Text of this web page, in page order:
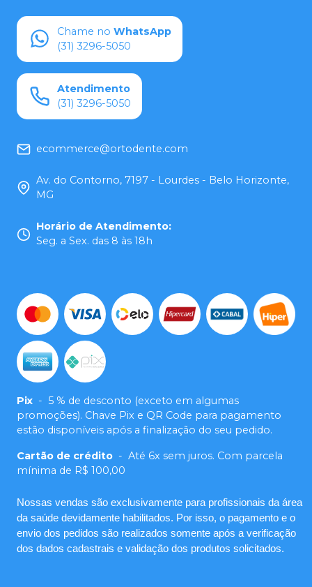
Chame no WhatsApp
(31) 3296-5050
Atendimento
(31) 3296-5050
ecommerce@ortodente.com
Av. do Contorno, 7197 - Lourdes - Belo Horizonte,
MG
Horário de Atendimento:
Seg. a Sex. das 8 às 18h
Pix - 5 % de desconto (exceto em algumas
promoções). Chave Pix e QR Code para pagamento
estão disponíveis após a finalização do seu pedido.
Cartão de crédito - Até 6x sem juros. Com parcela
mínima de R$ 100,00
Nossas vendas são exclusivamente para profissionais da área
da saúde devidamente habilitados. Por isso, o pagamento e o
envio dos pedidos são realizados somente após a verificação
dos dados cadastrais e validação dos produtos solicitados.